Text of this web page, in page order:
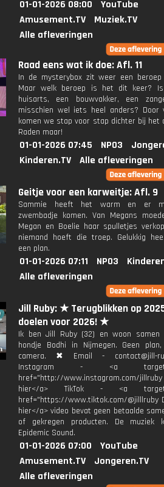
01-01-2026 08:00
YouTube
Amusement.TV
Muziek.TV
Alle afleveringen
Raad eens wat ik doe: Afl. 11
In de mysterybox zit weer een
Maar welk beroep is het dit keer?
huisarts, een bouwvakker, een
misschien wel iets heel anders? Door
komen we stap voor stap dichter bij het
Raden maar!
01-01-2026 07:45 NPO3
Kinderen.TV
Alle afleveringen
Geitje voor een karweitje: Afl. 9
Sammie heeft het warm en er
zwembadje komen. Van Megans
Megan en Boelie haar spulletjes
niemand hoeft die troep. Gelukkig
een plan.
01-01-2026 07:11 NPO3
Alle afleveringen
Jill Ruby: ★ Terugblikken op
doelen voor 2026! ★
Ik ben Jill Ruby (32) en woon
hondje Bodhi in Nijmegen. Geen
camera. ✖ Email - contact@jill-
Instagram - <a
href="http://www.instagram.com/
hier</a> TikTok - <a
href="https://www.tiktok.com/@jilllruby
hier</a> video bevat geen betaalde
of gekregen producten. De muziek
Epidemic Sound.
01-01-2026 07:00
YouTube
Amusement.TV
Jongeren.TV
Alle afleveringen